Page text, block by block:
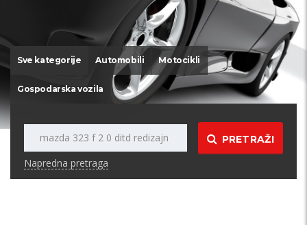
Sve kategorije Automobili Motocikli
Gospodarska vozila
PRETRAŽI
Napredna pretraga